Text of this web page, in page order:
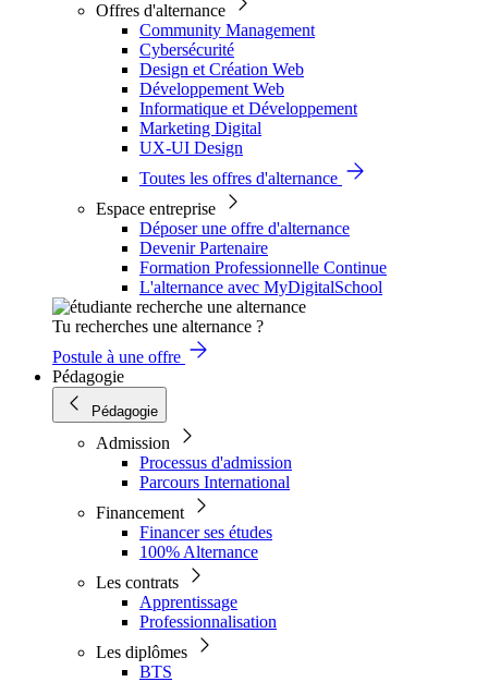
Offres d'alternance
Community Management
Cybersécurité
Design et Création Web
Développement Web
Informatique et Développement
Marketing Digital
UX-UI Design
Toutes les offres d'alternance
Espace entreprise
Déposer une offre d'alternance
Devenir Partenaire
Formation Professionnelle Continue
L'alternance avec MyDigitalSchool
Tu recherches une alternance ?
Postule à une offre
Pédagogie
Pédagogie
Admission
Processus d'admission
Parcours International
Financement
Financer ses études
100% Alternance
Les contrats
Apprentissage
Professionnalisation
Les diplômes
BTS